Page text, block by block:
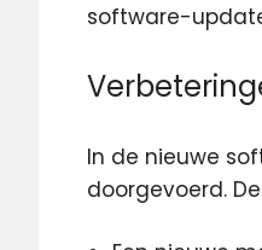
software-
In de nieuwe
doorgevoerd.